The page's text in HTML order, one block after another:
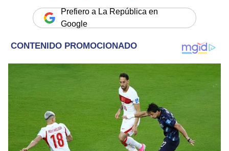
Prefiero a La República en
Google